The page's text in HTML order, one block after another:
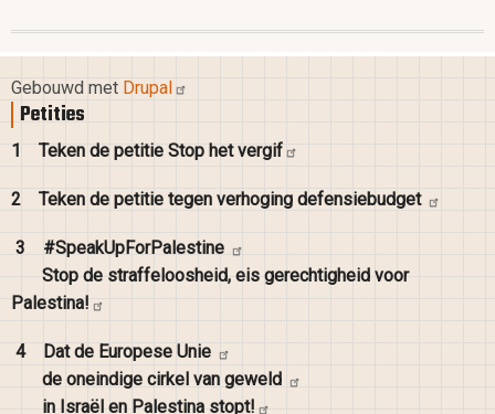
Gebouwd met Drupal
Petities
1 Teken de petitie Stop hetvergif
2 Teken de petitie tegen verhoging defensiebudget
3
#SpeakUpForPalestine
Stop de straffeloosheid, eis gerechtigheid voor
Palestina!
4 Dat de Europese Unie
de oneindige cirkel van geweld
in Israël en Palestina stopt!